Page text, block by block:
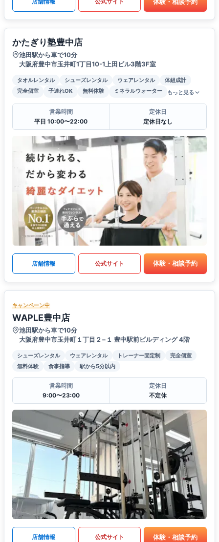
かたぎり塾豊中店
池田駅から車で10分
大阪府豊中市玉井町1丁目10-1上田ビル3階3F室
タオルレンタル シューズレンタル ウェアレンタル
体組成計
完全個室
子連れOK 無料体験 ミネラルウォーター もっと見る
営業時間
平日 10:00〜22:00
定休日
定休日なし
店舗情報 公式サイト 体験・相談予約
キャンペーン中
WAPLE豊中店
池田駅から車で10分
大阪府豊中市玉井町１丁目２−１ 豊中駅前ビルディング 4階
シューズレンタル ウェアレンタル トレーナー固定制
完全個室
無料体験
食事指導 駅から5分以内
営業時間
9:00〜23:00
定休日
不定休
店舗情報 公式サイト 体験・相談予約